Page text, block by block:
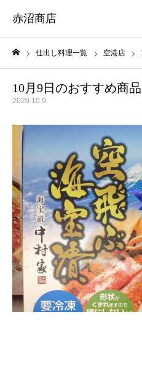
赤沼商店
仕出し料理一覧 空港店
10月9日のおすすめ商品
2020.10.9